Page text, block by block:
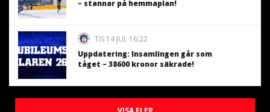
– stannar på hemmaplan!
TIS 14 JUL 16:22
Uppdatering: Insamlingen går som
tåget – 38600 kronor säkrade!